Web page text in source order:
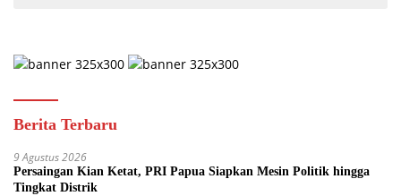
Berita Terbaru
9 Agustus 2026
Persaingan Kian Ketat, PRI Papua Siapkan Mesin Politik hingga
Tingkat Distrik